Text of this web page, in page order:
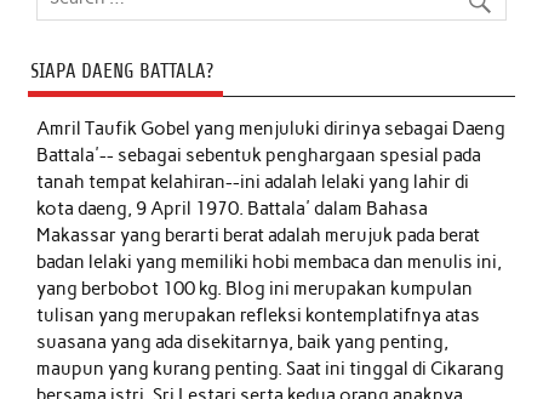
SIAPA DAENG BATTALA?
Amril Taufik Gobelyang menjuluki dirinya sebagai Daeng
Battala'-- sebagai sebentuk penghargaan spesial pada
tanah tempat kelahiran--ini adalah lelaki yang lahir di
kota daeng, 9 April 1970. Battala' dalam Bahasa
Makassar yang berarti berat adalah merujuk pada berat
badan lelaki yang memiliki hobi membaca dan menulis ini,
yang berbobot 100 kg. Blog ini merupakan kumpulan
tulisan yang merupakan refleksi kontemplatifnya atas
suasana yang ada disekitarnya, baik yang penting,
maupun yang kurang penting. Saat ini tinggal di Cikarang